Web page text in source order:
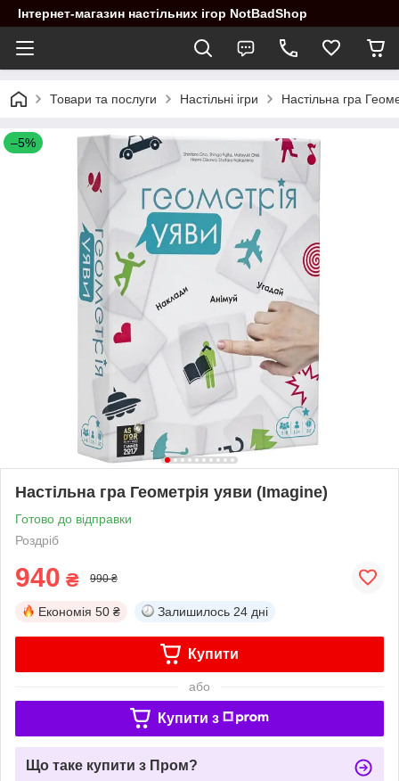
Інтернет-магазин настільних ігор NotBadShop
Товари та послуги Настільні ігри Настільна гра
–5%
Настільна гра Геометрія уяви (Imagine)
Готово до відправки
Роздріб
940 ₴ 990 ₴
Економія 50 ₴ Залишилось 24 дні
Купити
або
Купити з
Що таке купити з Пром?